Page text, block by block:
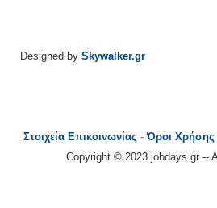
Designed by Skywalker.gr
Στοιχεία Επικοινωνίας -Όροι Χρήσης
Copyright © 2023 jobdays.gr --